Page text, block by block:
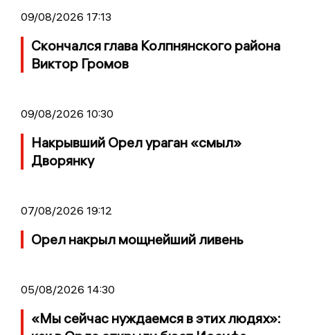
09/08/2026 17:13
Скончался глава Колпнянского района
Виктор Громов
09/08/2026 10:30
Накрывший Орел ураган «смыл»
Дворянку
07/08/2026 19:12
Орел накрыл мощнейший ливень
05/08/2026 14:30
«Мы сейчас нуждаемся в этих людях»: